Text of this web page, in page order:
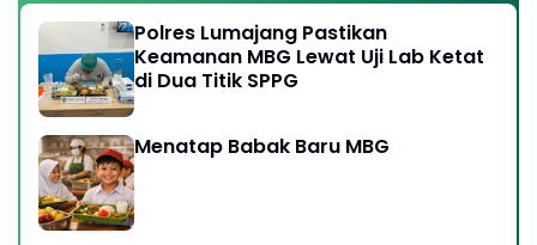
Polres Lumajang Pastikan
Keamanan MBG Lewat Uji Lab Ketat
di Dua Titik SPPG
Menatap Babak Baru MBG